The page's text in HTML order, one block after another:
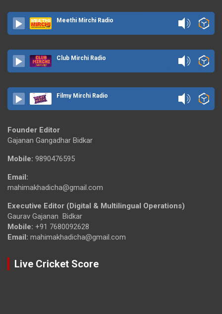
Meethi Mirchi Radio
Club Mirchi Radio
Filmy Mirchi Radio
Founder Editor
Gajanan Gangadhar Bidkar
Mobile: 9890476595
Email:
mahimakhadicha@gmail.com
Executive Editor (Digital & Multilingual Operations)
Gaurav Gajanan Bidkar
Mobile: +91 7680092628
Email: mahimakhadicha@gmail.com
Live Cricket Score